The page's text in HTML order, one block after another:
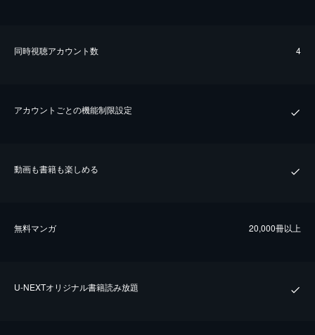
同時視聴アカウント数 4
アカウントごとの機能制限設定
動画も書籍も楽しめる
無料マンガ 20,000冊以上
U-NEXTオリジナル書籍読み放題